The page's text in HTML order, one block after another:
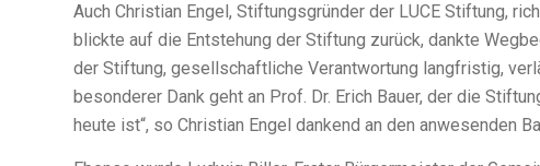
Auch Christian Engel, Stiftungsgründer der LUCE Stiftung,
blickte auf die Entstehung der Stiftung zurück, dankte
der Stiftung, gesellschaftliche Verantwortung langfristig,
besonderer Dank geht an Prof. Dr. Erich Bauer, der die
heute ist“, so Christian Engel dankend an den anwesenden